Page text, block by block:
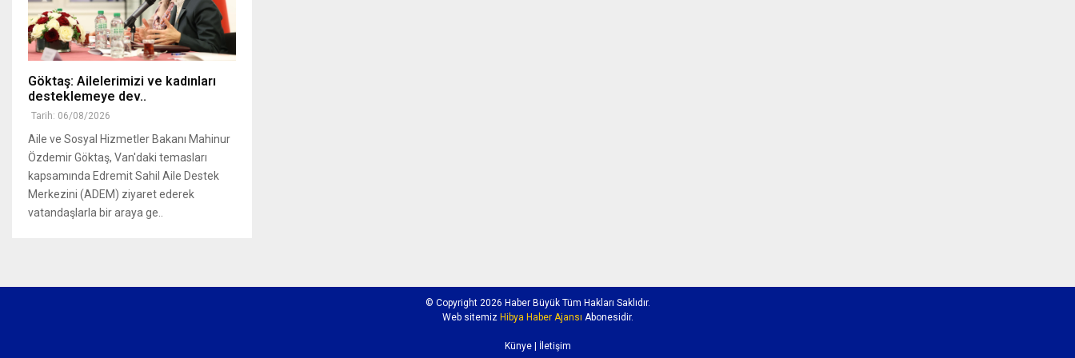
Göktaş: Ailelerimizi ve kadınları
desteklemeye dev..
Tarih: 06/08/2026
Aile ve Sosyal Hizmetler Bakanı Mahinur
Özdemir Göktaş, Van'daki temasları
kapsamında Edremit Sahil Aile Destek
Merkezini (ADEM) ziyaret ederek
vatandaşlarla bir araya ge..
© Copyright 2026 Haber Büyük Tüm Hakları Saklıdır.
Web sitemiz Hibya Haber Ajansı Abonesidir.
Künye| İletişim